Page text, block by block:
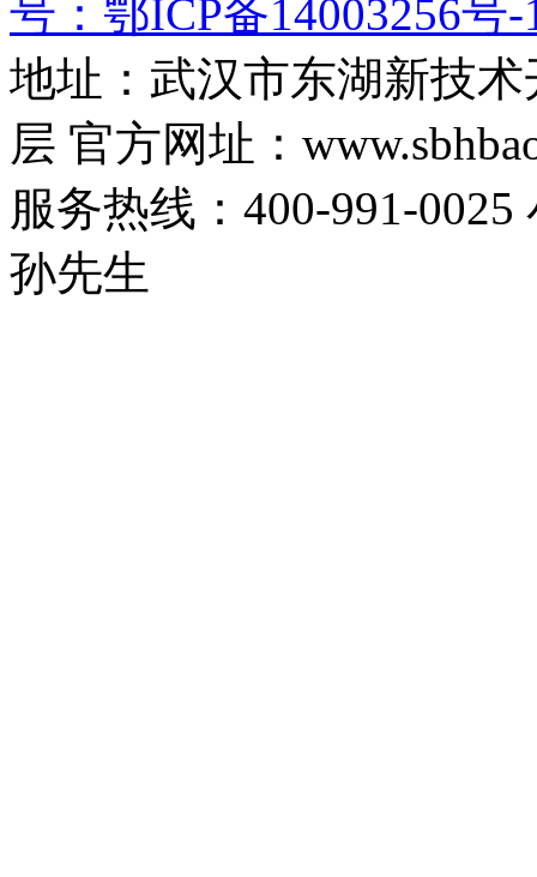
号：鄂ICP备14003256号-
地址：武汉市东湖新技
层 官方网址：
服务热线：400-991-
孙先生